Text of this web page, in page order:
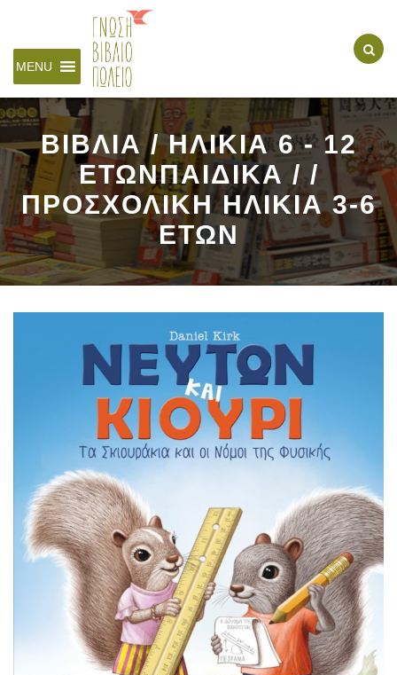
MENU
ΒΙΒΛΙΑ / ΗΛΙΚΙΑ 6 - 12
ΕΤΩΝΠΑΙΔΙΚΑ / /
ΠΡΟΣΧΟΛΙΚΗ ΗΛΙΚΙΑ 3-6
ΕΤΩΝ